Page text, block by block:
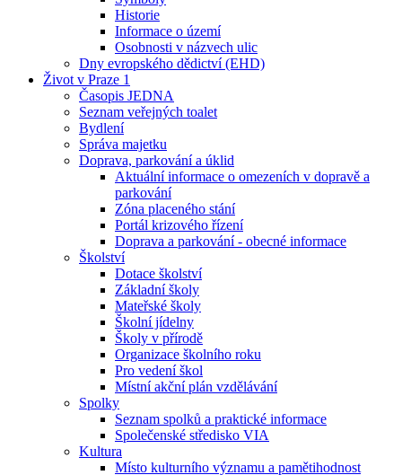
Historie
Informace o území
Osobnosti v názvech ulic
Dny evropského dědictví (EHD)
Život v Praze 1
Časopis JEDNA
Seznam veřejných toalet
Bydlení
Správa majetku
Doprava, parkování a úklid
Aktuální informace o omezeních v dopravě a
parkování
Zóna placeného stání
Portál krizového řízení
Doprava a parkování - obecné informace
Školství
Dotace školství
Základní školy
Mateřské školy
Školní jídelny
Školy v přírodě
Organizace školního roku
Pro vedení škol
Místní akční plán vzdělávání
Spolky
Seznam spolků a praktické informace
Společenské středisko VIA
Kultura
Místo kulturního významu a pamětihodnost